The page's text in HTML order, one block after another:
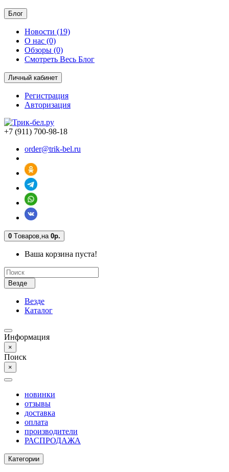
Блог
Новости (19)
О нас (0)
Обзоры (0)
Смотреть Весь Блог
Личный кабинет
Регистрация
Авторизация
+7 (911) 700-98-18
order@trik-bel.ru
0 Tоваров,на 0р.
Ваша корзина пуста!
Везде
Везде
Каталог
Информация
×
Поиск
×
новинки
отзывы
доставка
оплата
производители
РАСПРОДАЖА
Категории